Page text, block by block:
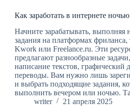
Как заработать в интернете ночью
Начните зарабатывать, выполняя
задания на платформах фриланса,
Kwork или Freelance.ru. Эти
предлагают разнообразные
написание текстов, графический
переводы. Вам нужно лишь
и выбрать подходящие задания,
выполнить вечером или ночью.
writer
21 апреля 2025